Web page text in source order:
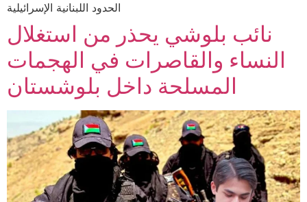
الحدود اللبنانية الإسرائيلية
نائب بلوشي يحذر من استغلال
النساء والقاصرات في الهجمات
المسلحة داخل بلوشستان